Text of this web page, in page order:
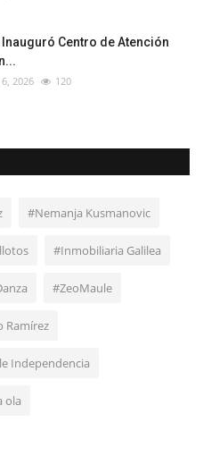
Centro de Atención
2026 120
#Nemanja Kusmanovic
#Inmobiliaria Galilea
#ZeoMaule
Ramírez
Independencia
ola